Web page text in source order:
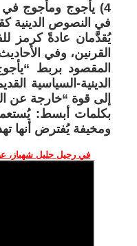
4) يأجوج ومأجوج في
في النصوص الدينية
يُقدَّمان عادةً كرمز
القرنين، وفي
المقصود بربط
الدينية-السياسية
إلى قوة “خارجة عن
بكلمات أبسط:
ومخيفة يُفترض أنها
في رحيل جليل شهباز،